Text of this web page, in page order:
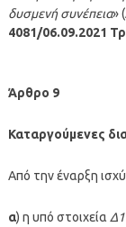
δυσμενή συνέπεια»
4081/06.09.2021
Άρθρο 9
Καταργούμενες
Από την έναρξη
α) η υπό στοιχεία